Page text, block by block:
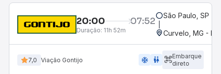
20:00 07:52
Duração: 11h 52m
São Paulo, SP -
Curvelo, MG -
7,0 Viação Gontijo ac_unit wc
Embarque
direto